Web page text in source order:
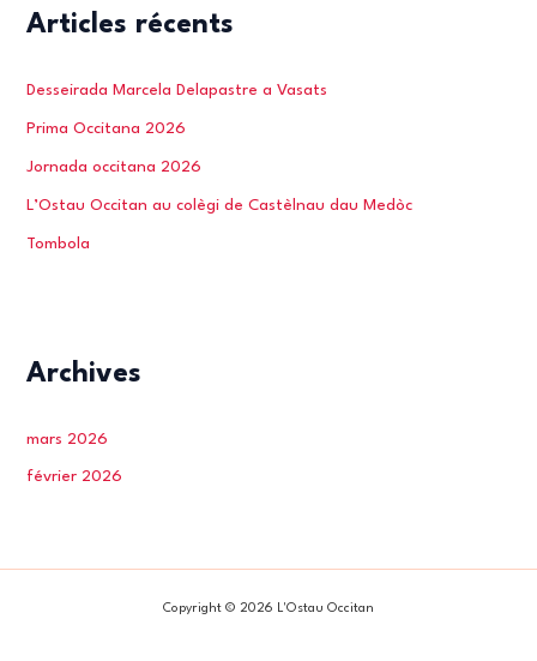
Articles récents
Desseirada Marcela Delapastre a Vasats
Prima Occitana 2026
Jornada occitana 2026
L’Ostau Occitan au colègi de Castèlnau dau Medòc
Tombola
Archives
mars 2026
février 2026
Copyright © 2026 L'Ostau Occitan